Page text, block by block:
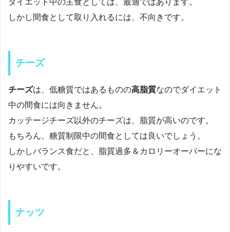
しかし間食として取り入れるには、不向きです。
チーズ
チーズは、低糖質ではあるものの高脂質なのでダイエット
中の間食には向きません。
カッテージチーズ以外のチーズは、脂質が高いのです。
もちろん、糖質制限中の間食としては良いでしょう。
しかしバランス食だと、脂質過多＆カロリーオーバーにな
りやすいです。
ナッツ